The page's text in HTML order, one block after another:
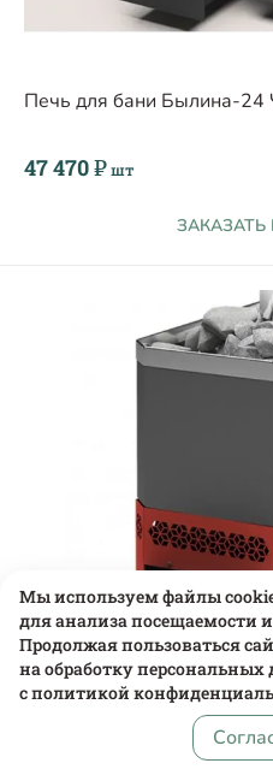
Печь для бани Былина-24
47 470 ₽шт
ЗАКАЗАТЬ
Мы используем файлы
для анализа посещаемости
Продолжая пользоваться
на обработку
сполитикой